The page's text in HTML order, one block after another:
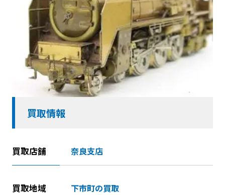
買取情報
買取店舗 奈良支店
買取地域 下市町の買取